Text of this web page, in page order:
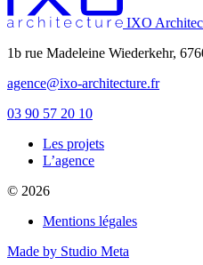
IXO
1b rue Madeleine Wiederkehr,
agence@ixo-architecture.fr
03 90 57 20 10
Les projets
private label male
guide to male
best over the counter
L’agence
© 2026
Mentions légales
Made by Studio Meta